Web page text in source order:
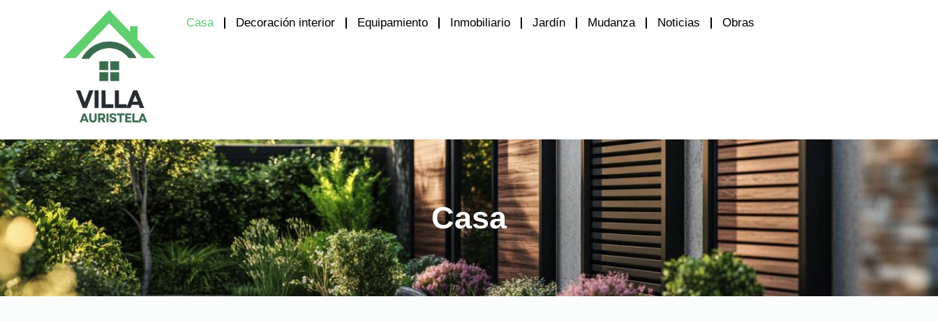
Casa Decoración interior Equipamiento Inmobiliario Jardín Mudanza Noticias Obras
Casa